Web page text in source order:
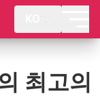
최고의